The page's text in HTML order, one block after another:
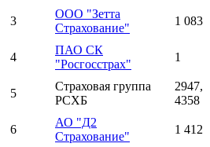
3
ООО "Зетта
Страхование"
1 083
4
ПАО СК
"Росгосстрах"
1
5
Страховая группа
РСХБ
2947,
4358
6
АО "Д2
Страхование"
1 412